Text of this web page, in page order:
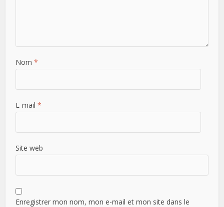
Nom*
E-mail*
Site web
Enregistrer mon nom, mon e-mail et mon site dans le